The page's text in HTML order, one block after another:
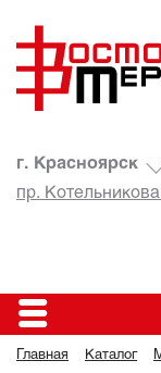
г. Красноярск
пр.
Главная Каталог